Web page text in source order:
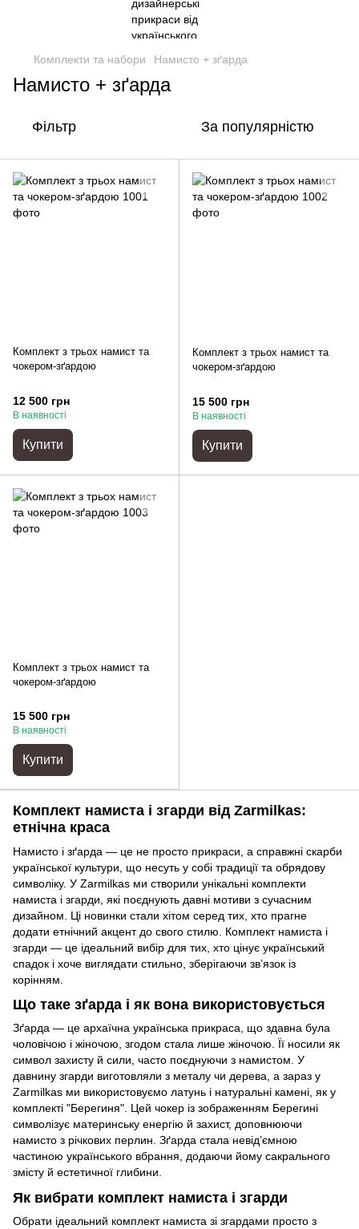
Комплекти та набори Намисто + зґарда
Намисто + зґарда
Фільтр За популярністю
Комплект з трьох намист та
чокером-зґардою
12 500 грн
В наявності
Купити
Комплект з трьох намист та
чокером-зґардою
15 500 грн
В наявності
Купити
Комплект з трьох намист та
чокером-зґардою
15 500 грн
В наявності
Купити
Комплект намиста і згарди від Zarmilkas:
етнічна краса
Намисто і зґарда — це не просто прикраси, а справжні скарби
української культури, що несуть у собі традиції та обрядову
символіку. У Zarmilkas ми створили унікальні комплекти
намиста і згарди, які поєднують давні мотиви з сучасним
дизайном. Ці новинки стали хітом серед тих, хто прагне
додати етнічний акцент до свого стилю. Комплект намиста і
згарди — це ідеальний вибір для тих, хто цінує український
спадок і хоче виглядати стильно, зберігаючи зв’язок із
корінням.
Що таке зґарда і як вона використовується
Зґарда — це архаїчна українська прикраса, що здавна була
чоловічою і жіночою, згодом стала лише жіночою. Її носили як
символ захисту й сили, часто поєднуючи з намистом. У
давнину згарди виготовляли з металу чи дерева, а зараз у
Zarmilkas ми використовуємо латунь і натуральні камені, як у
комплекті "Берегиня". Цей чокер із зображенням Берегині
символізує материнську енергію й захист, доповнюючи
намисто з річкових перлин. Зґарда стала невід’ємною
частиною українського вбрання, додаючи йому сакрального
змісту й естетичної глибини.
Як вибрати комплект намиста і згарди
Обрати ідеальний комплект намиста зі згардами просто з